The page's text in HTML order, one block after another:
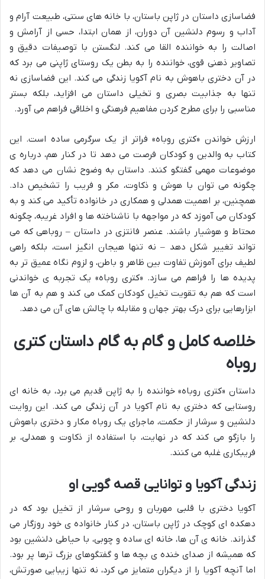
فضاسازی داستان در ژاپن باستان، با خانه های سنتی، طبیعت آرام و
آداب و رسوم دلنشین آن دوران، از همان ابتدا، حسی از آرامش و
اصالت را به خواننده القا می کند. لنگستن با توصیفات دقیق و
تصاویر ذهنی قوی، خواننده را به بطن یک روستای ژاپنی می برد که
در آن دختری باهوش به نام آکویا زندگی می کند. این فضاسازی نه
تنها به جذابیت بصری و تخیلی داستان می افزاید، بلکه بستر
مناسبی را برای مطرح کردن مفاهیم فرهنگی و اخلاقی فراهم می آورد.
ارزش خواندن «کتری روباه» فراتر از یک سرگرمی ساده است. این
کتاب به والدین و کودکان فرصت می دهد تا در کنار هم، درباره ی
موضوعات مهمی گفتگو کنند. داستان به وضوح نشان می دهد که
چگونه می توان با هوش و ذکاوت، مکر و فریب را تشخیص داد.
همچنین، بر اهمیت همدلی و همکاری در خانواده تأکید می کند و به
کودکان می آموزد که در مواجهه با ناشناخته ها و افراد غریبه، چگونه
محتاط و هوشیار باشند. عنصر فانتزی در داستان – روباهی که می
تواند تغییر شکل دهد – نه تنها هیجان انگیز است، بلکه راهی
لطیف برای آموزش تفاوت بین ظاهر و باطن، و لزوم نگاه عمیق تر به
پدیده ها را فراهم می سازد. «کتری روباه» یک تجربه ی خواندنی
است که هم به تقویت تخیل کودکان کمک می کند و هم به آن ها
ابزارهایی برای درک بهتر جهان و مقابله با چالش های آن می دهد.
خلاصه کامل و گام به گام داستان کتری
روباه
داستان «کتری روباه» خواننده را به ژاپن قدیم می برد، به خانه ای
روستایی که دختری به نام آکویا در آن زندگی می کند. این روایت
دلنشین و سرشار از حکمت، ماجرای یک روباه مکار و دختری باهوش
را بازگو می کند که در نهایت، با استفاده از ذکاوت و همدلی، بر
فریبکاری غلبه می کنند.
زندگی آکویا و توانایی قصه گویی او
آکویا دختری با قلبی مهربان و روحی سرشار از تخیل بود که در
دهکده ای کوچک در ژاپن باستان، در کنار خانواده ی خود روزگار می
گذراند. خانه ی آن ها، خانه ای ساده و چوبی، با حیاطی دلنشین بود
که همیشه از صدای خنده ی بچه ها و گفتگوهای بزرگ ترها پر بود.
اما آنچه آکویا را از دیگران متمایز می کرد، نه تنها زیبایی صورتش،